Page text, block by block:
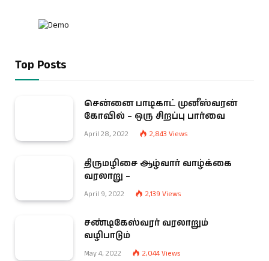
Top Posts
சென்னை பாடிகாட் முனீஸ்வரன்
கோவில் – ஒரு சிறப்பு பார்வை
April 28, 2022 2,843 Views
திருமழிசை ஆழ்வார் வாழ்க்கை
வரலாறு –
April 9, 2022 2,139 Views
சண்டிகேஸ்வரர் வரலாறும்
வழிபாடும்
May 4, 2022 2,044Views